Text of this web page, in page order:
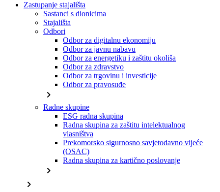
Zastupanje stajališta
Sastanci s dionicima
Stajališta
Odbori
Odbor za digitalnu ekonomiju
Odbor za javnu nabavu
Odbor za energetiku i zaštitu okoliša
Odbor za zdravstvo
Odbor za trgovinu i investicije
Odbor za pravosuđe
chevron_right
Radne skupine
ESG radna skupina
Radna skupina za zaštitu intelektualnog
vlasništva
Prekomorsko sigurnosno savjetodavno vijeće
(OSAC)
Radna skupina za kartično poslovanje
chevron_right
chevron_right